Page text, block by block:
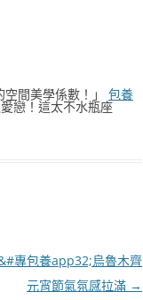
間美學係數！」 包養
戀！這太不水瓶座
專包養app32;烏魯木齊
元宵節氣氛感拉滿 →